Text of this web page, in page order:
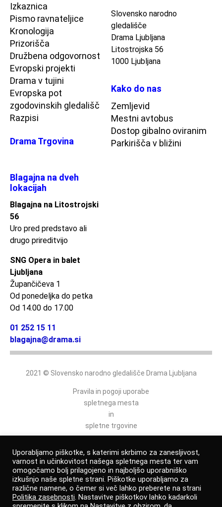
Izkaznica
Pismo ravnateljice
Kronologija
Prizorišča
Družbena odgovornost
Evropski projekti
Drama v tujini
Evropska pot
zgodovinskih gledališč
Razpisi
Drama Trgovina
Slovensko narodno
gledališče
Drama Ljubljana
Litostrojska 56
1000 Ljubljana
Kako do nas
Zemljevid
Mestni avtobus
Dostop gibalno oviranim
Parkirišča v bližini
Blagajna na dveh
lokacijah
Blagajna na Litostrojski
56
Uro pred predstavo ali
drugo prireditvijo
SNG Opera in balet
Ljubljana
Župančičeva 1
Od ponedeljka do petka
Od 14.00 do 17.00
01 252 15 11
blagajna@drama.si
2021 © Slovensko narodno gledališče Drama Ljubljana
Pravila in pogoji uporabe
spletnega mesta
in
spletne trgovine
Politika varovanja osebnih podatkov
Izjava o dostopnosti
Prijava po zakonu o zaščiti prijaviteljev
Uporabljamo piškotke, s katerimi skrbimo za zanesljivost,
varnost in učinkovitost našega spletnega mesta ter vam
omogočamo bolj prilagojeno in najboljšo uporabniško
izkušnjo naše spletne strani. Piškotke uporabljamo za
različne namene, o čemer si več lahko preberete na strani
Politika zasebnosti. Nastavitve piškotkov lahko kadarkoli